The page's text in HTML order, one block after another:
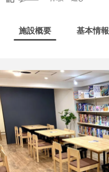
施設概要 基本情報